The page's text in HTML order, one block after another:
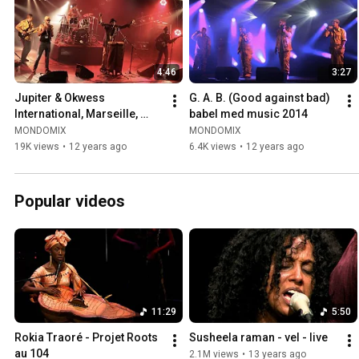
4:46
Jupiter & Okwess
International, Marseille,
Babel Med Music 2014 Live
MONDOMIX
19K views • 12 years ago
3:27
G. A. B. (Good against bad)
babel med music 2014
MONDOMIX
6.4K views • 12 years ago
Popular videos
11:29
Rokia Traoré - Projet Roots
au 104
5:50
Susheela raman - vel - live
2.1M views • 13 years ago